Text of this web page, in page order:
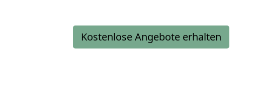
Kostenlose Angebote erhalten